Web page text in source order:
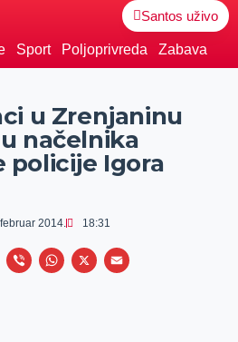
Santos uživo
Sport Poljoprivreda Zabava
u Zrenjaninu
načelnika
policije Igora
2014. 18:31
V
W
X
E